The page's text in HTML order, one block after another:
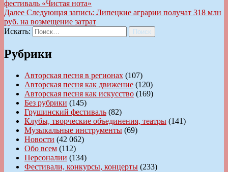
фестиваль «Чистая нота»
Далее Следующая запись: Липецкие аграрии получат 318 млн
руб. на возмещение затрат
Искать:
Поиск
Рубрики
Авторская песня в регионах (107)
Авторская песня как движение (120)
Авторская песня как искусство (169)
Без рубрики (145)
Грушинский фестиваль (82)
Клубы, творческие объединения, театры (141)
Музыкальные инструменты (69)
Новости (42 062)
Обо всем (112)
Персоналии (134)
Фестивали, конкурсы, концерты (233)